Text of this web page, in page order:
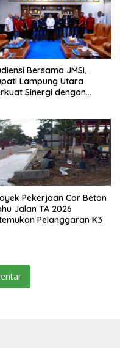
Bersama JMSI,
Lampung Utara
Sinergi dengan
Pekerjaan Cor Beton
Jalan TA 2026
Pelanggaran K3